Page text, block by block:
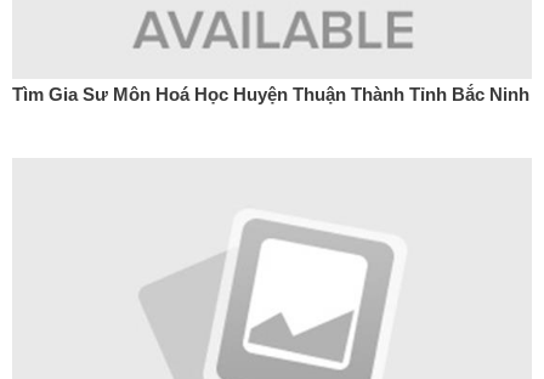
Tìm Gia Sư Môn Hoá Học Huyện Thuận Thành Tỉnh Bắc Ninh